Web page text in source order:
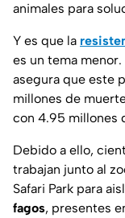
animales para
Y es que la
es un tema menor.
asegura que este
millones de
con 4.95 millones
Debido a ello,
trabajan junto al
Safari Park para
fagos, presentes